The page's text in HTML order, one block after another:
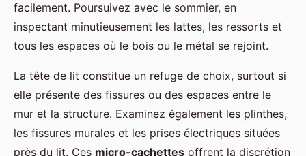
facilement. Poursuivez avec le sommier, en
inspectant minutieusement les lattes, les ressorts et
tous les espaces où le bois ou le métal se rejoint.
La tête de lit constitue un refuge de choix, surtout si
elle présente des fissures ou des espaces entre le
mur et la structure. Examinez également les plinthes,
les fissures murales et les prises électriques situées
près du lit. Ces micro-cachettes offrent la discrétion